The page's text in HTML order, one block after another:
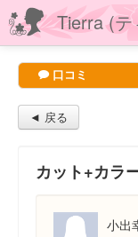
Tierra (
口コミ
◄ 戻る
カット+カラ
小出